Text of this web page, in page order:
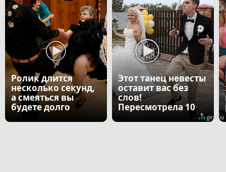
Ролик длится
несколько секунд,
а смеяться вы
будете долго
Этот танец невесты
оставит вас без
слов!
Пересмотрела 10